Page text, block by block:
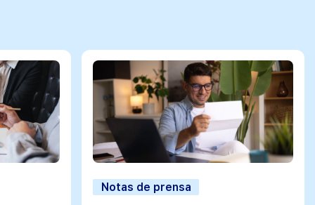
Notas de prensa